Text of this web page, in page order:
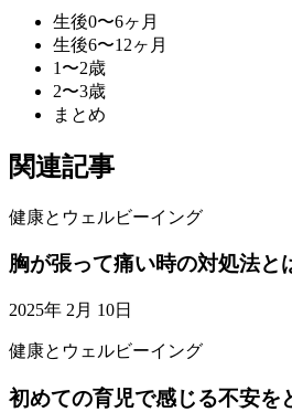
生後0〜6ヶ月
生後6〜12ヶ月
1〜2歳
2〜3歳
まとめ
関連記事
健康とウェルビーイング
胸が張って痛い時の対処法と
2025年 2月 10日
健康とウェルビーイング
初めての育児で感じる不安を